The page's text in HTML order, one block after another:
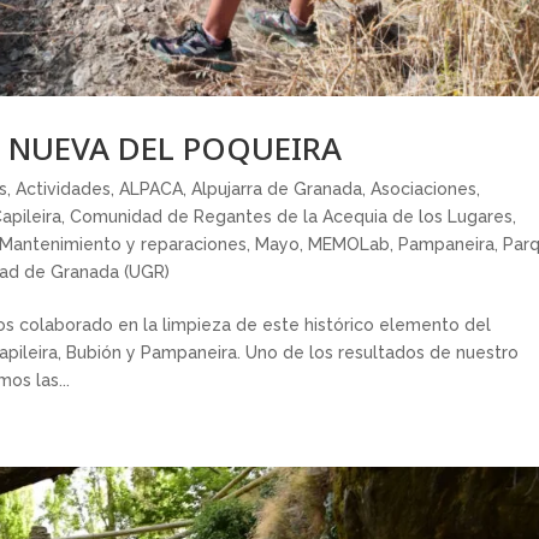
DEL POQUEIRA
,Actividades ,ALPACA ,Alpujarra de Granada ,Asociaciones
,Comunidad de Regantes de la Acequia de los Lugares
Mantenimiento y reparaciones
Mayo MEMOLab Pampaneira
de Granada (UGR)
colaborado en la limpieza de este histórico elemento del
Bubión y Pampaneira. Uno de los resultados de nuestro
las...